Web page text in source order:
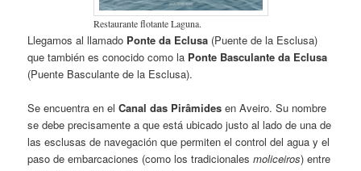
Restaurante flotante Laguna.
Llegamos al llamado Ponte da Eclusa (Puente de la Esclusa)
que también es conocido como la Ponte Basculante da Eclusa
(Puente Basculante de la Esclusa).
Se encuentra en elCanal das Pirâmides en Aveiro. Su nombre
se debe precisamente a que está ubicado justo al lado de una de
las esclusas de navegación que permiten el control del agua y el
paso de embarcaciones (como los tradicionalesmoliceiros) entre